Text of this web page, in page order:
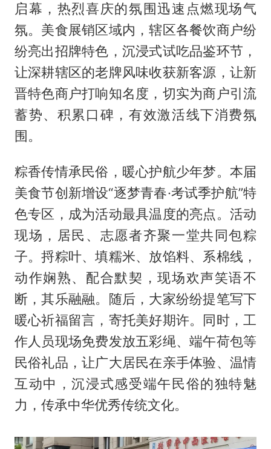
启幕，热烈喜庆的氛围迅速点燃现场气
氛。美食展销区域内，辖区各餐饮商户纷
纷亮出招牌特色，沉浸式试吃品鉴环节，
让深耕辖区的老牌风味收获新客源，让新
晋特色商户打响知名度，切实为商户引流
蓄势、积累口碑，有效激活线下消费氛
围。
粽香传情承民俗，暖心护航少年梦。本届
美食节创新增设“逐梦青春·考试季护航”特
色专区，成为活动最具温度的亮点。活动
现场，居民、志愿者齐聚一堂共同包粽
子。捋粽叶、填糯米、放馅料、系棉线，
动作娴熟、配合默契，现场欢声笑语不
断，其乐融融。随后，大家纷纷提笔写下
暖心祈福留言，寄托美好期许。同时，工
作人员现场免费发放五彩绳、端午荷包等
民俗礼品，让广大居民在亲手体验、温情
互动中，沉浸式感受端午民俗的独特魅
力，传承中华优秀传统文化。